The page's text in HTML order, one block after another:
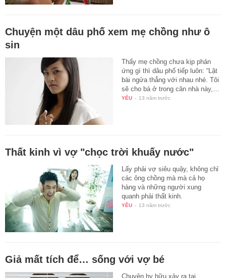
Chuyện một dâu phố xem mẹ chồng như ô
sin
Thấy mẹ chồng chưa kịp phản
ứng gì thì dâu phố tiếp luôn: “Lật
bài ngửa thẳng với nhau nhé. Tôi
sẽ cho bà ở trong căn nhà này,…
YÊU - 13 năm trước
Thất kinh vì vợ "chọc trời khuấy nước"
Lấy phải vợ siêu quậy, không chỉ
các ông chồng mà mà cả họ
hàng và những người xung
quanh phải thất kinh.
YÊU - 13 năm trước
Giả mất tích để… sống với vợ bé
Chuyện hy hữu xảy ra tại